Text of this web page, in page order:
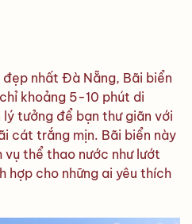
nhất Đà Nẵng, Bãi biển
khoảng 5-10 phút di
tưởng để bạn thư giãn với
cát trắng mịn. Bãi biển này
thể thao nước như lướt
hợp cho những ai yêu thích